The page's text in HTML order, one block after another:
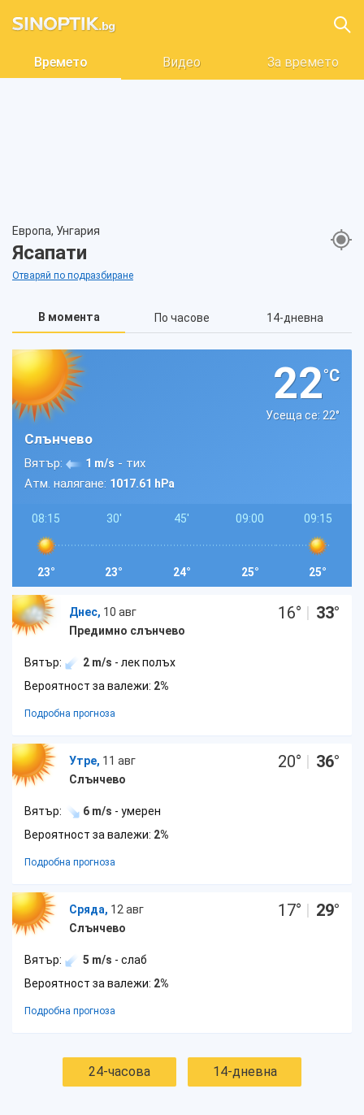
Времето Видео За времето
Европа, Унгария
Ясапати
Отваряй по подразбиране
В момента По часове 14-дневна
22°C
Усеща се: 22°
Слънчево
Вятър: 1 m/s - тих
Атм. налягане: 1017.61 hPa
08:15
23°
30'
23°
45'
24°
09:00
25°
09:15
25°
Днес, 10 авг
Предимно слънчево
16° | 33°
Вятър: 2 m/s - лек полъх
Вероятност за валежи: 2%
Подробна прогноза
Утре, 11 авг
Слънчево
20° | 36°
Вятър: 6 m/s - умерен
Вероятност за валежи: 2%
Подробна прогноза
Сряда, 12 авг
Слънчево
17° | 29°
Вятър: 5 m/s - слаб
Вероятност за валежи: 2%
Подробна прогноза
24-часова 14-дневна